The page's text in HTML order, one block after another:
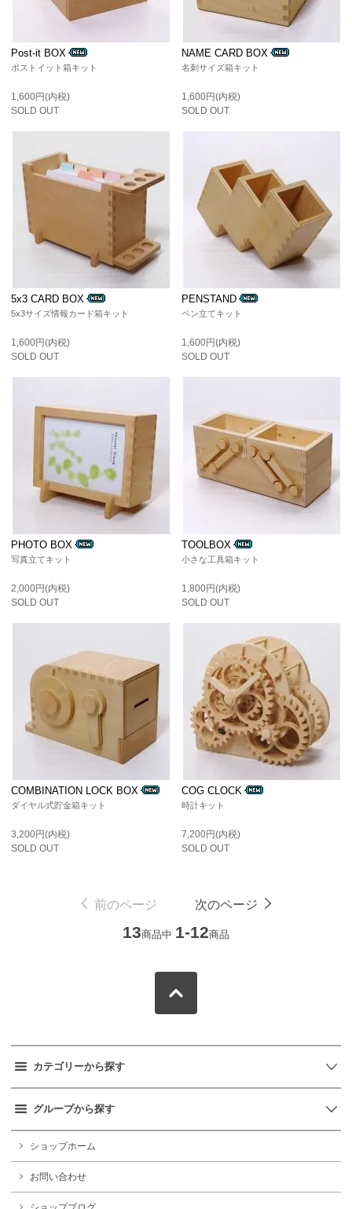
Post-it BOX
ポストイット箱キット
1,600円(内税)
SOLD OUT
NAME CARD BOX
名刺サイズ箱キット
1,600円(内税)
SOLD OUT
5x3 CARD BOX
5x3サイズ情報カード箱キット
1,600円(内税)
SOLD OUT
PENSTAND
ペン立てキット
1,600円(内税)
SOLD OUT
PHOTO BOX
写真立てキット
2,000円(内税)
SOLD OUT
TOOLBOX
小さな工具箱キット
1,800円(内税)
SOLD OUT
COMBINATION LOCK BOX
ダイヤル式貯金箱キット
3,200円(内税)
SOLD OUT
COG CLOCK
時計キット
7,200円(内税)
SOLD OUT
前のページ 次のページ
13商品中 1-12商品
カテゴリーから探す
グループから探す
ショップホーム
お問い合わせ